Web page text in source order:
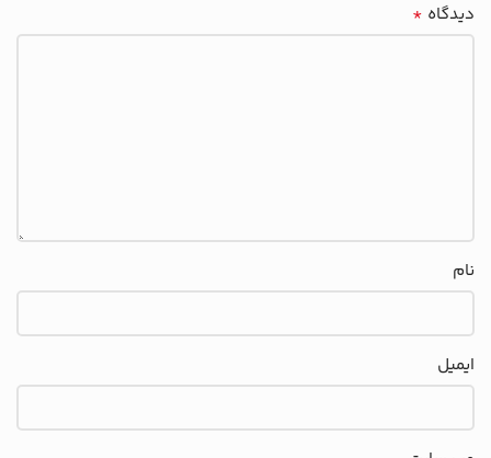
دیدگاه *
نام
ایمیل